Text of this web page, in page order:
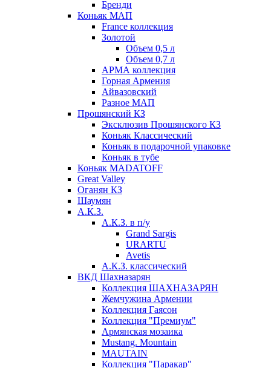
Бренди
Коньяк МАП
France коллекция
Золотой
Объем 0,5 л
Объем 0,7 л
АРМА коллекция
Горная Армения
Айвазовский
Разное МАП
Прошянский КЗ
Эксклюзив Прошянского КЗ
Коньяк Классический
Коньяк в подарочной упаковке
Коньяк в тубе
Коньяк MADATOFF
Great Valley
Оганян КЗ
Шаумян
А.К.З.
А.К.З. в п/у
Grand Sargis
URARTU
Avetis
А.К.З. классический
ВКД Шахназарян
Коллекция ШАХНАЗАРЯН
Жемчужина Армении
Коллекция Гаясон
Коллекция "Премиум"
Армянская мозаика
Mustang. Mountain
MAUTAIN
Коллекция "Паракар"